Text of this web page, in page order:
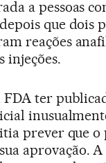
a pessoas
que dois
reações
injeções.
FDA ter
prever que o
aprovação. A